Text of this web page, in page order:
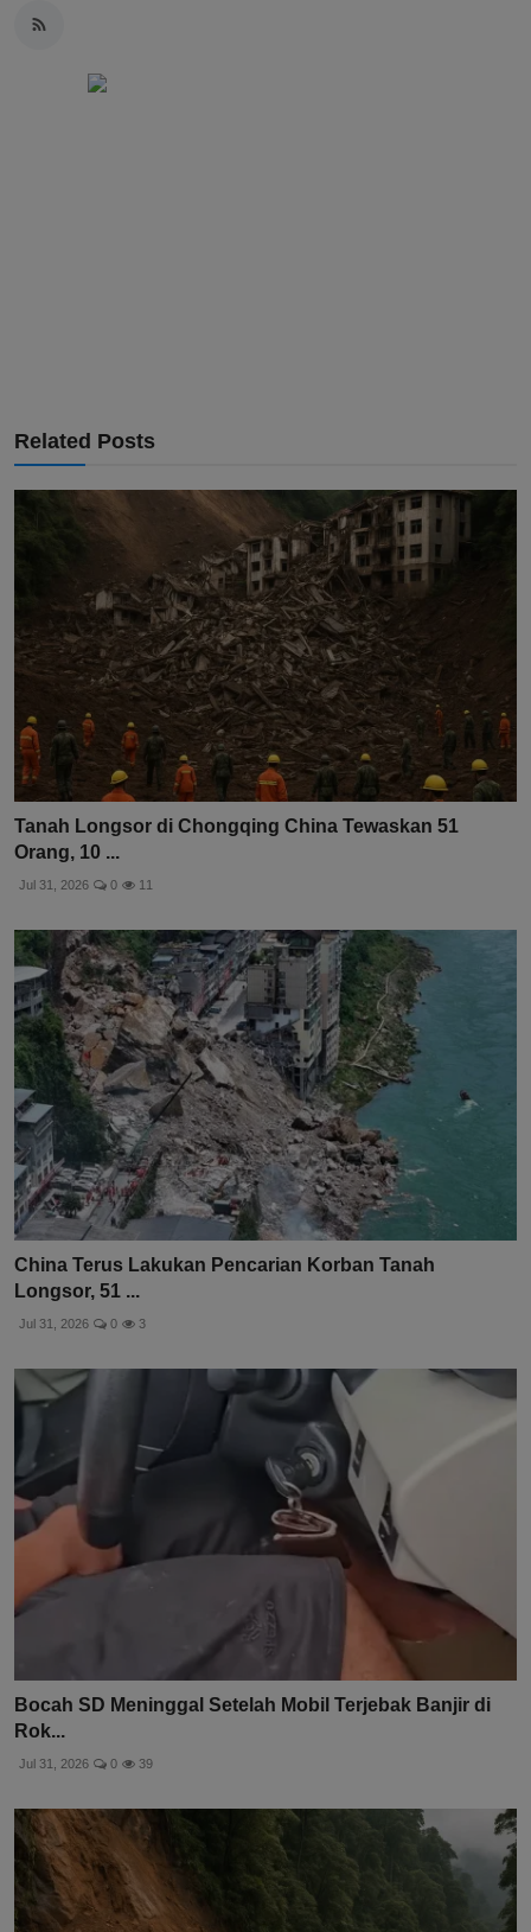
Related Posts
Tanah Longsor di Chongqing China Tewaskan 51
Orang, 10 ...
Jul 31, 2026 0 11
China Terus Lakukan Pencarian Korban Tanah
Longsor, 51 ...
Jul 31, 2026 0 3
Bocah SD Meninggal Setelah Mobil Terjebak Banjir di
Rok...
Jul 31, 2026 0 39